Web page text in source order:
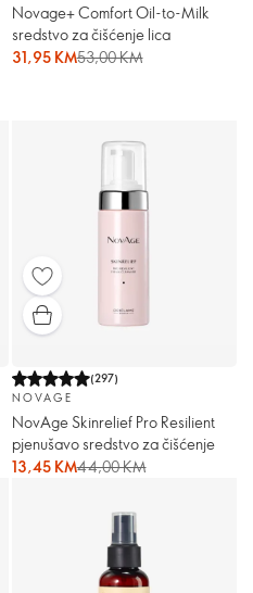
Novage+ Comfort Oil-to-Milk
sredstvo za čišćenje lica
31,95 KM53,00 KM
(297)
NOVAGE
NovAge Skinrelief Pro Resilient
pjenušavo sredstvo za čišćenje
13,45 KM44,00 KM